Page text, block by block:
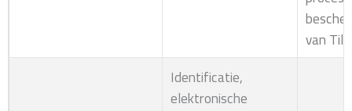
van
Identificatie,
elektronische